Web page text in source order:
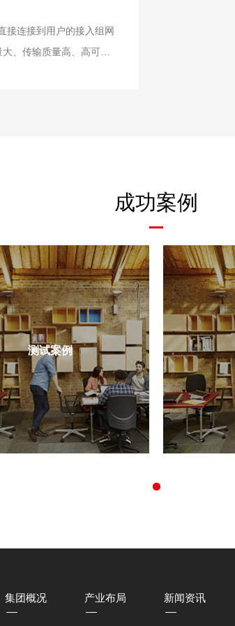
接连接到用户的接入组网
、传输质量高、高可靠
成功案例
测试案例
集团概况 产业布局 新闻资讯